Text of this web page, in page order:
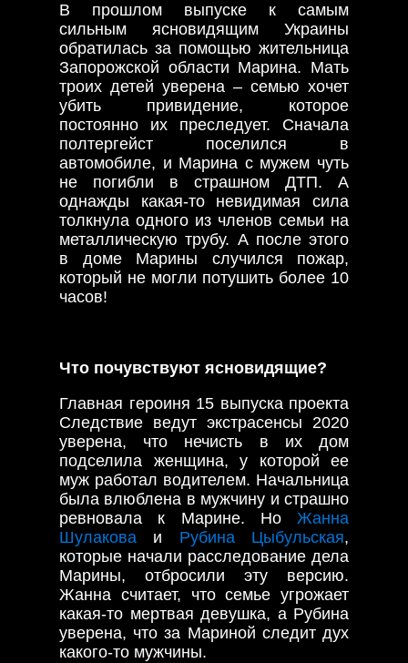
В прошлом выпуске к самым
сильным ясновидящим Украины
обратилась за помощью жительница
Запорожской области Марина. Мать
троих детей уверена – семью хочет
убить привидение, которое
постоянно их преследует. Сначала
полтергейст поселился в
автомобиле, и Марина с мужем чуть
не погибли в страшном ДТП. А
однажды какая-то невидимая сила
толкнула одного из членов семьи на
металлическую трубу. А после этого
в доме Марины случился пожар,
который не могли потушить более 10
часов!
Что почувствуют ясновидящие?
Главная героиня 15 выпуска проекта
Следствие ведут экстрасенсы 2020
уверена, что нечисть в их дом
подселила женщина, у которой ее
муж работал водителем. Начальница
была влюблена в мужчину и страшно
ревновала к Марине. Но Жанна
Шулакова и Рубина Цыбульская,
которые начали расследование дела
Марины, отбросили эту версию.
Жанна считает, что семье угрожает
какая-то мертвая девушка, а Рубина
уверена, что за Мариной следит дух
какого-то мужчины.